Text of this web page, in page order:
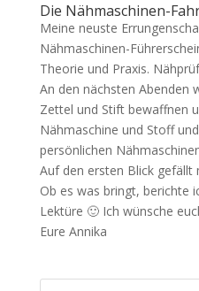
Die Nähmaschinen-
Meine neuste
Nähmaschinen-
Theorie und Praxis.
An den nächsten Abenden
Zettel und Stift bewaffnen
Nähmaschine und Stoff
persönlichen
Auf den ersten Blick gefällt
Ob es was bringt, berichte
Lektüre 🙂 Ich wünsche
Eure Annika